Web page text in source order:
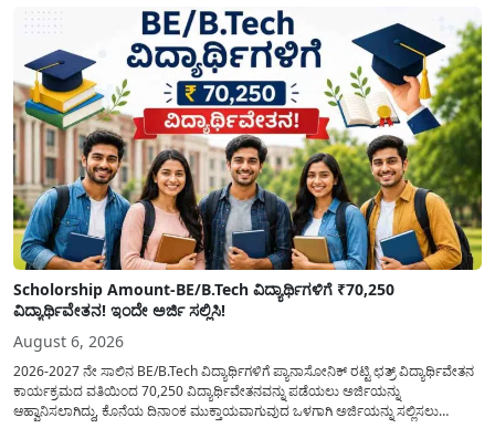
Scholorship Amount-BE/B.Tech ವಿದ್ಯಾರ್ಥಿಗಳಿಗೆ ₹70,250
ವಿದ್ಯಾರ್ಥಿವೇತನ! ಇಂದೇ ಅರ್ಜಿ ಸಲ್ಲಿಸಿ!
August 6, 2026
2026-2027 ನೇ ಸಾಲಿನ BE/B.Tech ವಿದ್ಯಾರ್ಥಿಗಳಿಗೆ ಪ್ಯಾನಾಸೋನಿಕ್ ರಟ್ಟಿ ಛತ್ರ್ ವಿದ್ಯಾರ್ಥಿವೇತನ
ಕಾರ್ಯಕ್ರಮದ ವತಿಯಿಂದ 70,250 ವಿದ್ಯಾರ್ಥಿವೇತನವನ್ನು ಪಡೆಯಲು ಅರ್ಜಿಯನ್ನು
ಆಹ್ವಾನಿಸಲಾಗಿದ್ದು, ಕೊನೆಯ ದಿನಾಂಕ ಮುಕ್ತಾಯವಾಗುವುದ ಒಳಗಾಗಿ ಅರ್ಜಿಯನ್ನು ಸಲ್ಲಿಸಲು